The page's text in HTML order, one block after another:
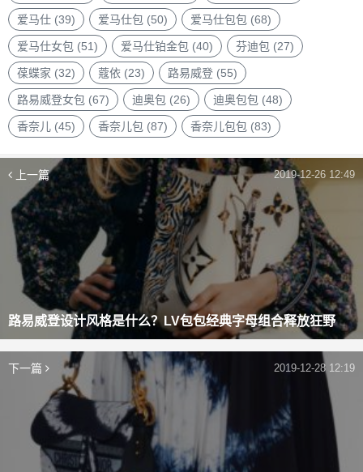
爱马仕 (39) 爱马仕包 (50) 爱马仕包包 (68)
爱马仕女包 (51) 爱马仕铂金包 (40) 芬迪包 (27)
葆蝶家 (32) 蔻依 (23) 路易威登 (55)
路易威登女包 (67) 迪奥包 (26) 迪奥包包 (48)
香奈儿 (45) 香奈儿包 (87) 香奈儿包包 (83)
上一篇
路易威登设计风格是什么？LV包包经典字母组合释放狂野
2019-12-26 12:49
下一篇 2019-12-28 12:19